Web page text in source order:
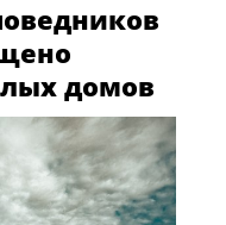
домов